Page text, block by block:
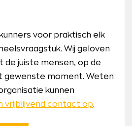
voor praktisch elk
Wij geloven
de juiste mensen, op de
gewenste moment. Weten
kunnen
vrijblijvend contact op.